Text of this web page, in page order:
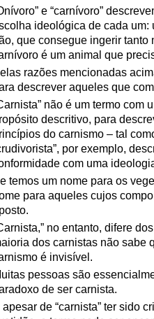
e “carnívoro”
ideológica de cada um:
que consegue ingerir
é um animal que
razões mencionadas
descrever aqueles que
não é um termo com
descritivo, para
do carnismo – tal
por exemplo,
com uma
temos um nome para os
para aqueles cujos
no entanto, difere
dos carnistas não sabe
é invisível.
pessoas são
de ser carnista.
apesar de “carnista” ter sido